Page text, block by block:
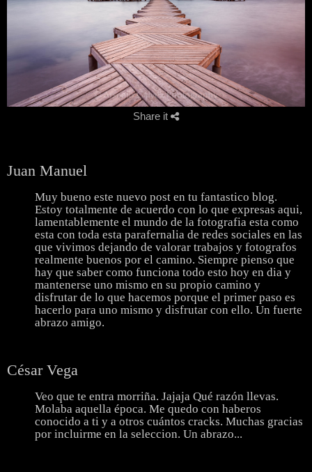
Share it
Juan Manuel
Muy bueno este nuevo post en tu fantastico blog.
Estoy totalmente de acuerdo con lo que expresas aqui,
lamentablemente el mundo de la fotografia esta como
esta con toda esta parafernalia de redes sociales en las
que vivimos dejando de valorar trabajos y fotografos
realmente buenos por el camino. Siempre pienso que
hay que saber como funciona todo esto hoy en dia y
mantenerse uno mismo en su propio camino y
disfrutar de lo que hacemos porque el primer paso es
hacerlo para uno mismo y disfrutar con ello. Un fuerte
abrazo amigo.
César Vega
Veo que te entra morriña. Jajaja Qué razón llevas.
Molaba aquella época. Me quedo con haberos
conocido a ti y a otros cuántos cracks. Muchas gracias
por incluirme en la seleccion. Un abrazo...